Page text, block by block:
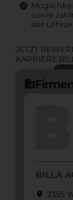
sowie
der
JETZT
domain
BILLA
location_on 2355